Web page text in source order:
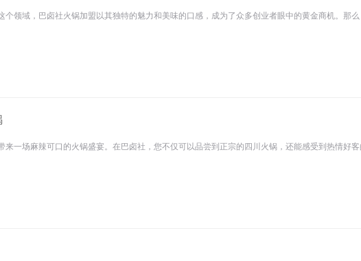
领域，巴卤社火锅加盟以其独特的魅力和美味的口感，成为了众多创业者眼中的黄金商机。那
来一场麻辣可口的火锅盛宴。在巴卤社，您不仅可以品尝到正宗的四川火锅，还能感受到热情好